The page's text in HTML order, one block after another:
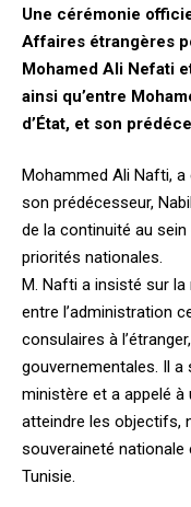
Une cérémonie
Affaires étrangères
Mohamed Ali Nefati
ainsi qu’entre
d’État, et son
Mohammed Ali Nafti,
son prédécesseur,
de la continuité au
priorités nationales.
M. Nafti a insisté sur
entre l’administration
consulaires à
gouvernementales. Il
ministère et a appelé
atteindre les objectifs,
souveraineté
Tunisie.